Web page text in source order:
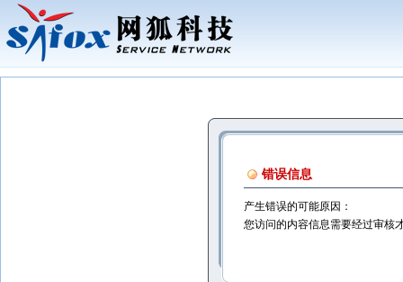
错误信息
产生错误的可能原因：
您访问的内容信息需要经过审核